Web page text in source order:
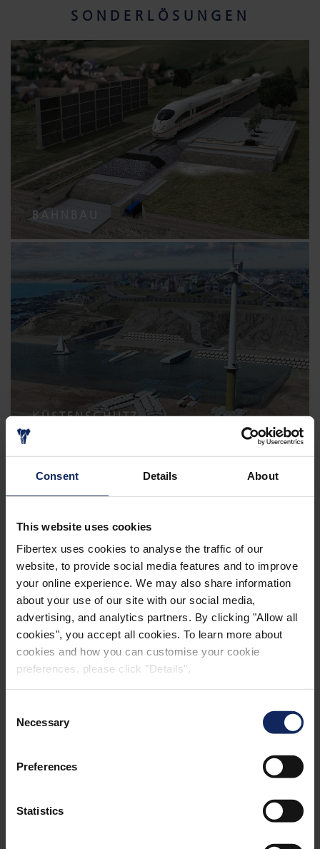
Consent Details About
This website uses cookies
Fibertex uses cookies to analyse the traffic of our
website, to provide social media features and to improve
your online experience. We may also share information
about your use of our site with our social media,
advertising, and analytics partners. By clicking "Allow all
cookies", you accept all cookies. To learn more about
cookies and how you can customise your cookie
preferences, please click "Details".
Selection
Necessary
Preferences
Statistics
SONDERLÖSUNGEN
BAHNBAU
KÜSTENSCHUTZ
AKUSTIK IM BAU
POOL LINER